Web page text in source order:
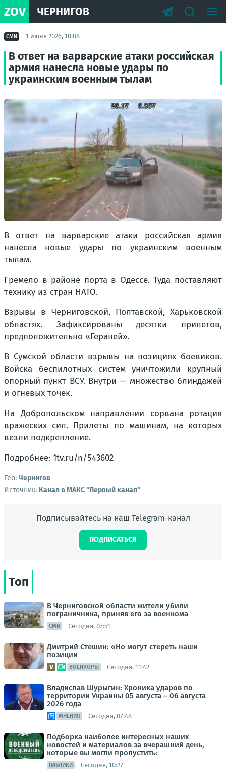
ZOV ЧЕРНИГОВ
СМИ 1 июня 2026, 10:08
В ответ на варварские атаки российская
армия нанесла новые удары по
украинским военным тылам
В ответ на варварские атаки российская армия
нанесла новые удары по украинским военным
тылам.
Гремело в районе порта в Одессе. Туда поставляют
технику из стран НАТО.
Взрывы в Черниговской, Полтавской, Харьковской
областях. Зафиксированы десятки прилетов,
предположительно «Гераней».
В Сумской области взрывы на позициях боевиков.
Войска беспилотных систем уничтожили крупный
опорный пункт ВСУ. Внутри — множество блиндажей
и огневых точек.
На Добропольском направлении сорвана ротация
вражеских сил. Прилеты по машинам, на которых
везли подкрепление.
Подробнее: 1tv.ru/n/543602
Гео: Чернигов
Источник: Канал в МАКС "Первый канал"
Подписывайтесь на наш Telegram-канал
ПОДПИСАТЬСЯ
Топ
В Черниговской области жители убили
пограничника, приняв его за военкома
СМИ Сегодня, 07:51
Дмитрий Стешин: «Но могут стереть наши
позиции
ВОЕНКОРЫ Сегодня, 11:42
Владислав Шурыгин: Хроника ударов по
территории Украины 05 августа – 06 августа
2026 года
МНЕНИЯ Сегодня, 07:48
Подборка наиболее интересных наших
новостей и материалов за вчерашний день,
которые вы могли пропустить:
ПАБЛИКИ Сегодня, 10:27